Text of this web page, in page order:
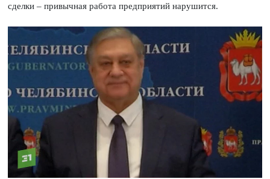
сделки – привычная работа предприятий нарушится.